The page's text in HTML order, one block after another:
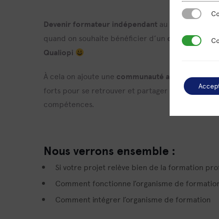
Devenir formateur indépendant au sein d’un
quand on souhaite bénéficier d’un cadre
Qualiopi
À cela on ajoute une communauté active d’une
forts pour se retrouver et partager autour du
compétences.
Nous verrons ensemble :
Si votre projet relève bien de la formation
Comment fonctionne l’organisme de
Comment intégrer l’organisme de formation
Cookies
Cookies